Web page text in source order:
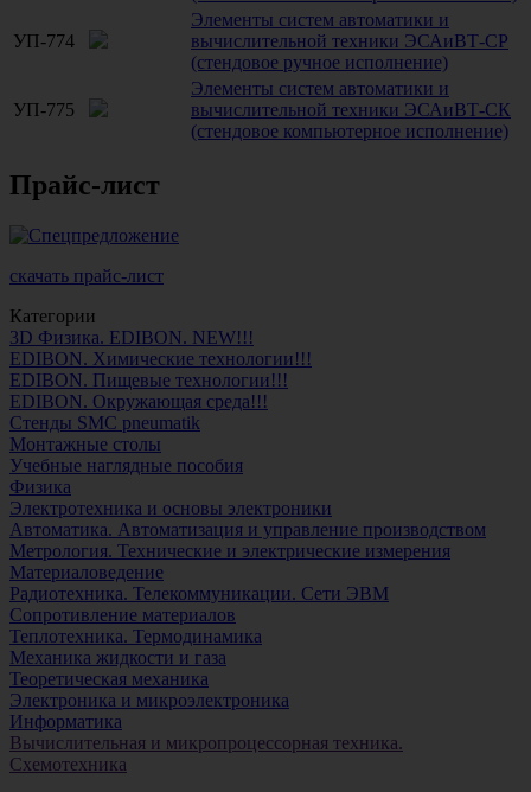
УП-774
Элементы систем автоматики и
вычислительной техники ЭСАиВТ-СР
(стендовое ручное исполнение)
УП-775
Элементы систем автоматики и
вычислительной техники ЭСАиВТ-СК
(стендовое компьютерное исполнение)
Прайс-лист
скачать прайс-лист
Категории
3D Физика. EDIBON. NEW!!!
EDIBON. Химические технологии!!!
EDIBON. Пищевые технологии!!!
EDIBON. Окружающая среда!!!
Стенды SMC pneumatik
Монтажные столы
Учебные наглядные пособия
Физика
Электротехника и основы электроники
Автоматика. Автоматизация и управление производством
Метрология. Технические и электрические измерения
Материаловедение
Радиотехника. Телекоммуникации. Сети ЭВМ
Сопротивление материалов
Теплотехника. Термодинамика
Механика жидкости и газа
Теоретическая механика
Электроника и микроэлектроника
Информатика
Вычислительная и микропроцессорная техника.
Схемотехника